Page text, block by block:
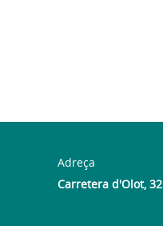
Adreça
Carretera d'Olot, 32